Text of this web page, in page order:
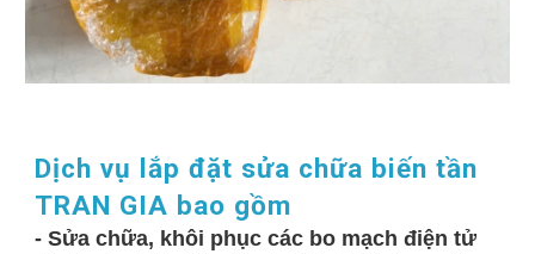
Dịch vụ lắp đặt sửa chữa biến tần
TRAN GIA bao gồm
- Sửa chữa, khôi phục các bo mạch điện tử